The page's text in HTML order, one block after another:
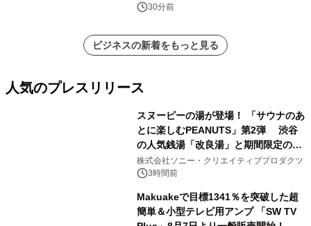
りに～
30分前
ビジネスの新着をもっと見る
人気のプレスリリース
スヌーピーの湯が登場！ 「サウナのあ
とに楽しむPEANUTS」第2弾 渋谷
の人気銭湯「改良湯」と期間限定のコ
ラボレーション サウナイキタイコラ
ボグッズも発売決定！
株式会社ソニー・クリエイティブプロダクツ
3時間前
Makuakeで目標1341％を突破した超
簡単＆小型テレビ用アンプ 「SW TV